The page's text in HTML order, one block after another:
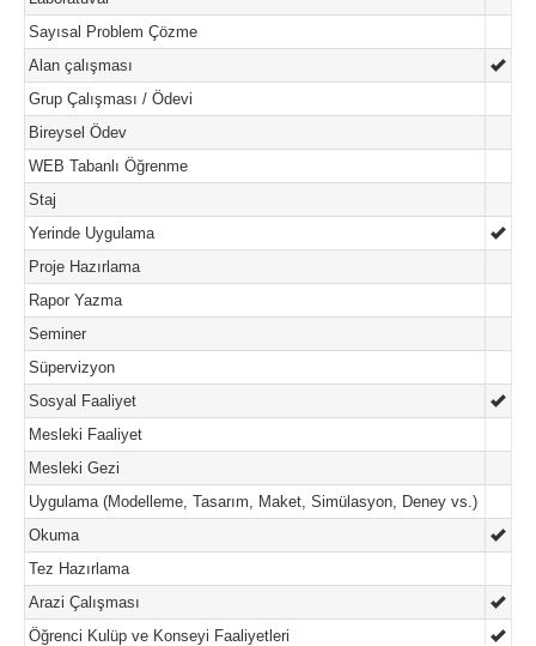
Sayısal Problem Çözme
Alan çalışması
Grup Çalışması / Ödevi
Bireysel Ödev
WEB Tabanlı Öğrenme
Staj
Yerinde Uygulama
Proje Hazırlama
Rapor Yazma
Seminer
Süpervizyon
Sosyal Faaliyet
Mesleki Faaliyet
Mesleki Gezi
Uygulama (Modelleme, Tasarım, Maket, Simülasyon, Deney vs.)
Okuma
Tez Hazırlama
Arazi Çalışması
Öğrenci Kulüp ve Konseyi Faaliyetleri